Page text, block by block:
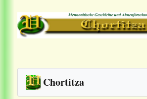
Chortitza